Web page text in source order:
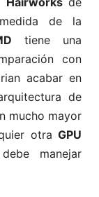
de la
tiene una
con
acabar en
de
mucho mayor
otra GPU
manejar